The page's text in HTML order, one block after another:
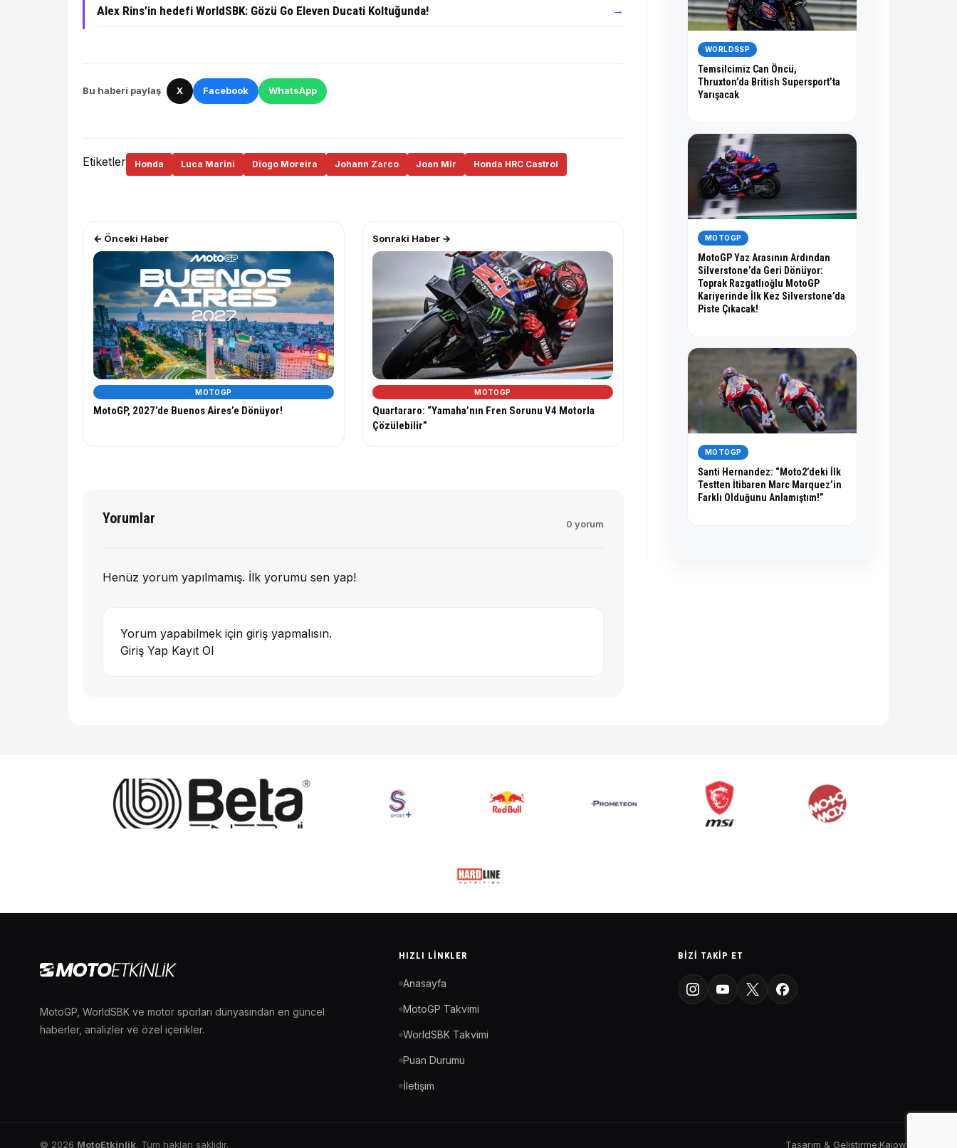
Alex Rins’in hedefi WorldSBK: Gözü Go Eleven Ducati Koltuğunda! →
Bu haberi paylaş X Facebook WhatsApp
Etiketler Honda Luca Marini Diogo Moreira Johann Zarco Joan Mir Honda HRC Castrol
← Önceki Haber
MOTOGP
MotoGP, 2027’de Buenos Aires’e Dönüyor!
Sonraki Haber →
MOTOGP
Quartararo: “Yamaha’nın Fren Sorunu V4 Motorla
Çözülebilir”
Yorumlar 0 yorum
Henüz yorum yapılmamış. İlk yorumu sen yap!
Yorum yapabilmek için giriş yapmalısın.
Giriş Yap Kayıt Ol
WORLDSSP
Temsilcimiz Can Öncü,
Thruxton’da British Supersport’ta
Yarışacak
MOTOGP
MotoGP Yaz Arasının Ardından
Silverstone’da Geri Dönüyor:
Toprak Razgatlıoğlu MotoGP
Kariyerinde İlk Kez Silverstone’da
Piste Çıkacak!
MOTOGP
Santi Hernandez: “Moto2’deki İlk
Testten İtibaren Marc Marquez’in
Farklı Olduğunu Anlamıştım!”
MotoGP, WorldSBK ve motor sporları dünyasından en güncel
haberler, analizler ve özel içerikler.
HIZLI LINKLER
Anasayfa
MotoGP Takvimi
WorldSBK Takvimi
Puan Durumu
İletişim
BIZI TAKIP ET
© 2026 MotoEtkinlik. Tüm hakları saklıdır. Tasarım & Geliştirme:Kaiowas